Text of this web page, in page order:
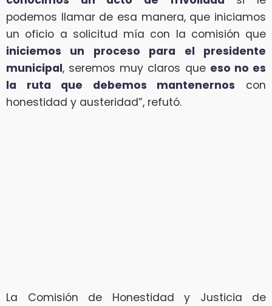
podemos llamar de esa manera, que iniciamos
un oficio a solicitud mía con la comisión que
iniciemos un proceso para el presidente
municipal, seremos muy claros que eso no es
la ruta que debemos mantenernos con
honestidad y austeridad”, refutó.
La Comisión de Honestidad y Justicia de